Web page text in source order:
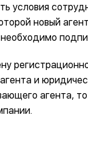
условия
новый
и
агента,